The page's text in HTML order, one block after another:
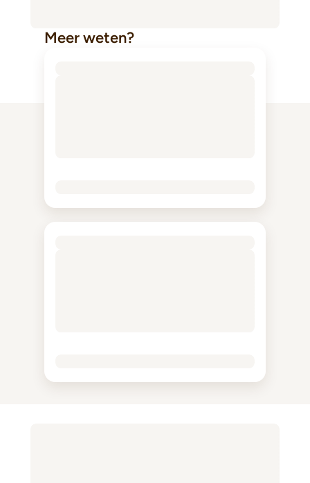
Meer weten?